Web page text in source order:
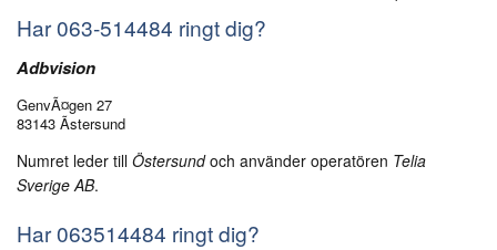
Har063-514484 ringt dig?
Adbvision
GenvÃ¤gen 27
83143 Ãstersund
Numret leder till Östersundoch använder operatören Telia
Sverige AB.
Har 063514484 ringt dig?